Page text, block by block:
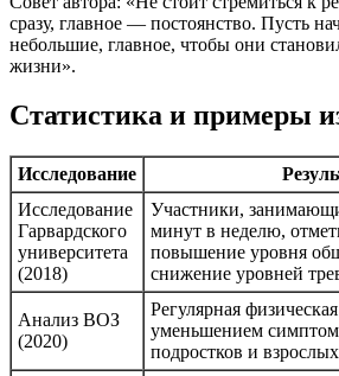
сразу, главное — постоянство. Пусть
небольшие, главное, чтобы они
жизни».
Статистика и примеры
Исследование
Исследование
Гарвардского
университета
(2018)
Участники,
минут в неделю,
повышение уровня
снижение уровней
Анализ ВОЗ
(2020)
Регулярная
уменьшением
подростков и